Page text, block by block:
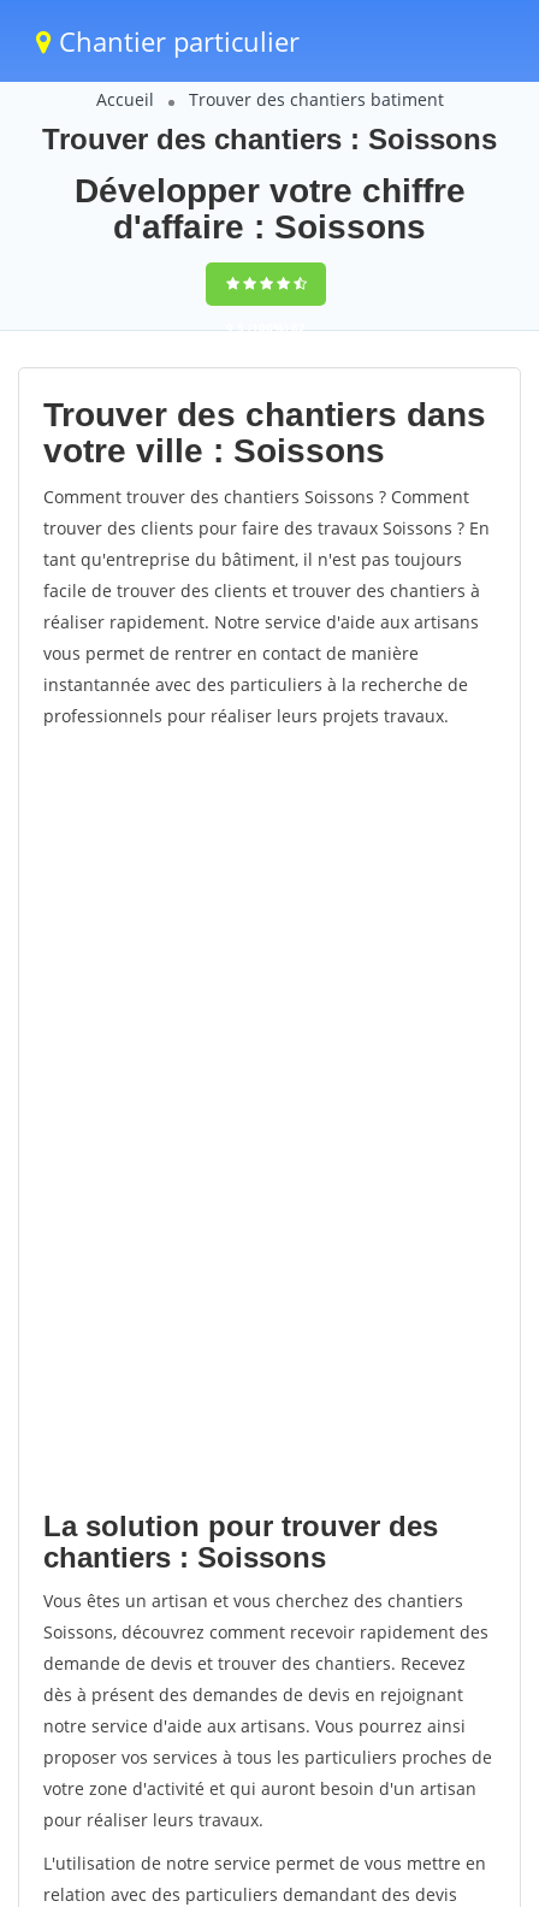
Chantier particulier
Accueil Trouver des chantiers batiment
Trouver des chantiers : Soissons
Développer votre chiffre
d'affaire : Soissons
9,5(100%)62
votes
Trouver des chantiers dans
votre ville : Soissons
Comment trouver des chantiers Soissons ? Comment
trouver des clients pour faire des travaux Soissons ? En
tant qu'entreprise du bâtiment, il n'est pas toujours
facile de trouver des clients et trouver des chantiers à
réaliser rapidement. Notre service d'aide aux artisans
vous permet de rentrer en contact de manière
instantannée avec des particuliers à la recherche de
professionnels pour réaliser leurs projets travaux.
La solution pour trouver des
chantiers : Soissons
Vous êtes un artisan et vous cherchez des chantiers
Soissons, découvrez comment recevoir rapidement des
demande de devis et trouver des chantiers. Recevez
dès à présent des demandes de devis en rejoignant
notre service d'aide aux artisans. Vous pourrez ainsi
proposer vos services à tous les particuliers proches de
votre zone d'activité et qui auront besoin d'un artisan
pour réaliser leurs travaux.
L'utilisation de notre service permet de vous mettre en
relation avec des particuliers demandant des devis